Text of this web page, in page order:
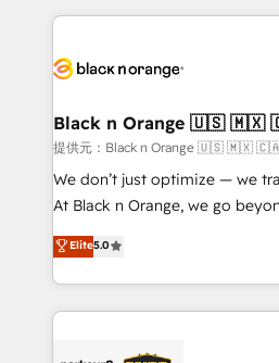
embark on a transformational
business up for long-term
business. If not now, when?
pourquoi, nos experts sont à
référencement, votre stratégie
projet HubSpot avec DIGITALISIM : 🧽
migration et intégration des
Développement des interfaces
métiers ⚙️ Configuration de la plateforme HubSpot
Book Process & Guidelines
Formations des utilisateurs
Black n Orange 🇺🇸 🇲🇽
提供元：Black n Orange 🇺🇸 🇲🇽
We don’t just optimize — we
At Black n Orange, we go
Marketing with our exclusive
BOOMS and BOOST. Together,
combination that has driven
businesses worldwide. As Elite HubSpot Partners, we
Elite5.0